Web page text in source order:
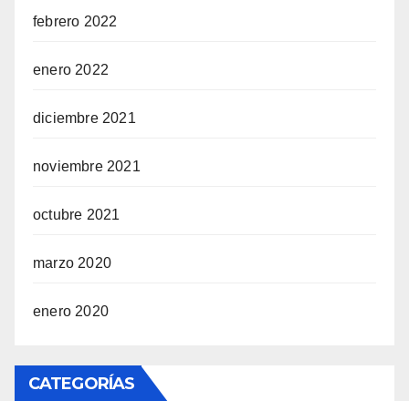
febrero 2022
enero 2022
diciembre 2021
noviembre 2021
octubre 2021
marzo 2020
enero 2020
CATEGORÍAS